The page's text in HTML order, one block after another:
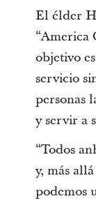
El élder
“America
objetivo
servicio
personas
y servir a
“Todos
y, más
podemos